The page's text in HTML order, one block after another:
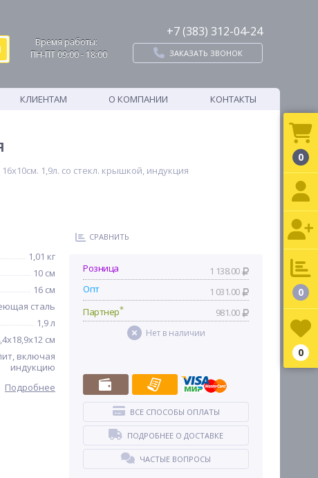
Время работы:
ПН-ПТ 09:00 - 18:00
+7 (383) 312-04-24
ЗАКАЗАТЬ ЗВОНОК
КЛИЕНТАМ О КОМПАНИИ КОНТАКТЫ
1,9л. со стекл. крышкой, индукция
1,01 кг
10 см
16 см
сталь
1,9 л
см
включая
индукцию
Подробнее
СРАВНИТЬ
Розница
1 138.00
Опт
1 031.00
Партнер* 981.00
Нет в наличии
ВСЕ СПОСОБЫ ОПЛАТЫ
ПОДРОБНЕЕ О ДОСТАВКЕ
ЧАСТЫЕ ВОПРОСЫ
0
0
0